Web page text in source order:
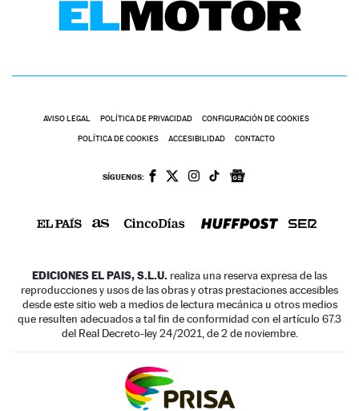
AVISO LEGAL POLÍTICA DE PRIVACIDAD CONFIGURACIÓN DE COOKIES
POLÍTICA DE COOKIES ACCESIBILIDAD CONTACTO
SÍGUENOS:
EDICIONES EL PAIS, S.L.U. realiza una reserva expresa de las
reproducciones y usos de las obras y otras prestaciones accesibles
desde este sitio web a medios de lectura mecánica u otros medios
que resulten adecuados a tal fin de conformidad con el artículo 67.3
del Real Decreto-ley 24/2021, de 2 de noviembre.